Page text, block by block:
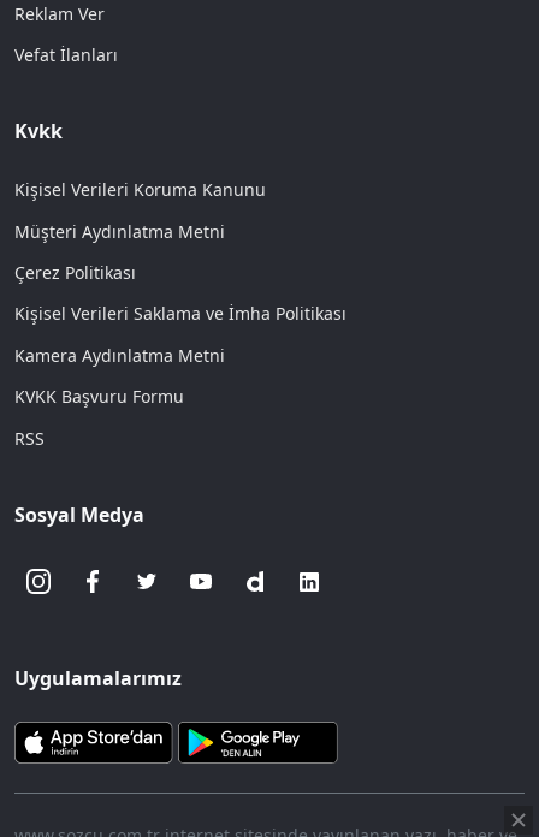
Reklam Ver
Vefat İlanları
Kvkk
Kişisel Verileri Koruma Kanunu
Müşteri Aydınlatma Metni
Çerez Politikası
Kişisel Verileri Saklama ve İmha Politikası
Kamera Aydınlatma Metni
KVKK Başvuru Formu
RSS
Sosyal Medya
Uygulamalarımız